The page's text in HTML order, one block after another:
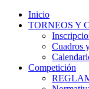
Inicio
TORNEOS Y
Cuadros
Competición